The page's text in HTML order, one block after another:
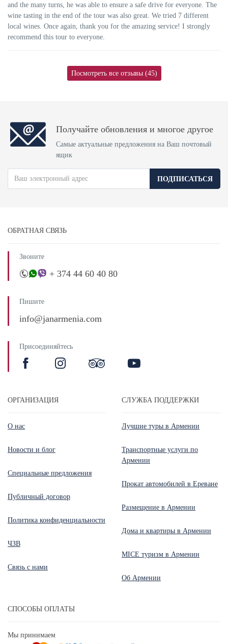
and the many turns, he was able to ensure a safe drive for everyone. The
wine tasting in the end of the tour was also great. We tried 7 different
local wines. Once again, thank you for the amazing service! I strongly
recommend this tour to everyone.
Посмотреть все отзывы (45)
Получайте обновления и многое другое
Самые актуальные предложения на Ваш почтовый
ящик
ПОДПИСАТЬСЯ
ОБРАТНАЯ СВЯЗЬ
Звоните
+ 374 44 60 40 80
Пишите
info@janarmenia.com
Присоединяйтесь
ОРГАНИЗАЦИЯ
О нас
Новости и блог
Специальные предложения
Публичный договор
Политика конфиденциальности
ЧЗВ
Связь с нами
СЛУЖБА ПОДДЕРЖКИ
Лучшие туры в Армении
Транспортные услуги по
Армении
Прокат автомобилей в Ереване
Размещение в Армении
Дома и квартиры в Армении
MICE туризм в Армении
Об Армении
СПОСОБЫ ОПЛАТЫ
Мы принимаем